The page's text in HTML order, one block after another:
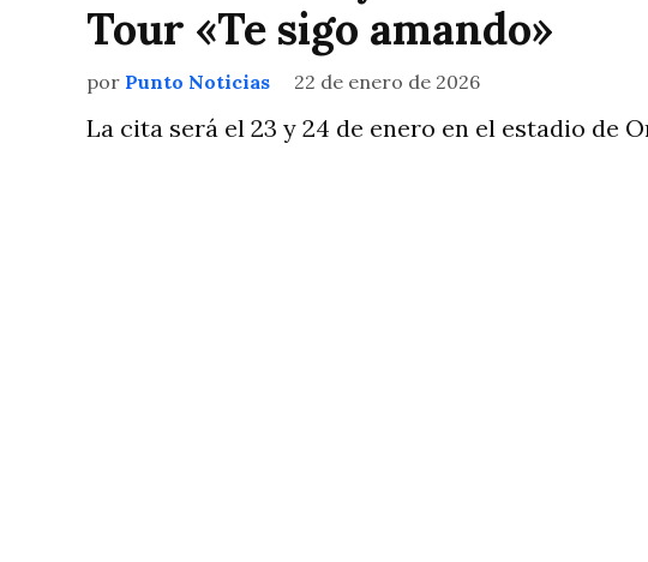
Tour «Te sigo amando»
por Punto Noticias 22 de enero de 2026
La cita será el 23 y 24 de enero en el estadio de